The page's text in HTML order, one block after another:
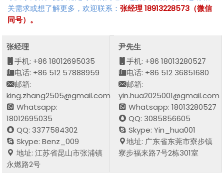
关需求或想了解更多，欢迎联系：张经理 18913228573（微信
同号）。
张经理
手机: +86 18012695035
电话: +86 512 57888959
邮箱:
king.zhang2505@gmail.com
Whatsapp:
18012695035
QQ: 3377584302
Skype: Benz_009
地址: 江苏省昆山市张浦镇
永燃路2号
尹先生
手机: +86 18013280527
电话: +86 512 36851680
邮箱:
yin.hua2025001@gmail.com
Whatsapp: 18013280527
QQ: 3085856605
Skype: Yin_hua001
地址: 广东省东莞市寮步镇
寮步福来路7号2栋301室